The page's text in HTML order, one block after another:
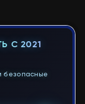
С 2021
безопасные